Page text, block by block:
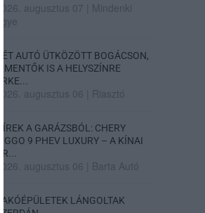
2026. augusztus 07
Mindenki
ügye
KÉT AUTÓ ÜTKÖZÖTT BOGÁCSON,
A MENTŐK IS A HELYSZÍNRE
ÉRKE...
2026. augusztus 06 Riasztó
HÍREK A GARÁZSBÓL: CHERY
TIGGO 9 PHEV LUXURY – A KÍNAI
PR...
2026. augusztus 06 Barta Autó
LAKÓÉPÜLETEK LÁNGOLTAK